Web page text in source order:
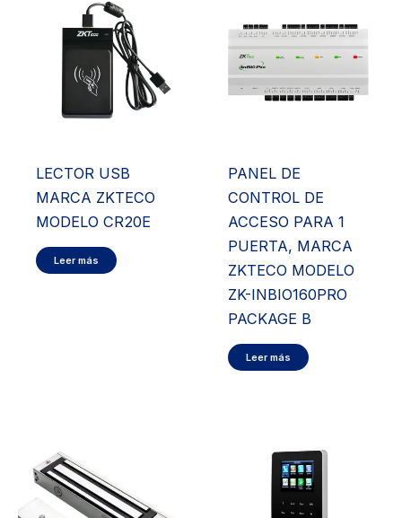
LECTOR USB
MARCA ZKTECO
MODELO CR20E
Leer más
PANEL DE
CONTROL DE
ACCESO PARA 1
PUERTA, MARCA
ZKTECO MODELO
ZK-INBIO160PRO
PACKAGE B
Leer más